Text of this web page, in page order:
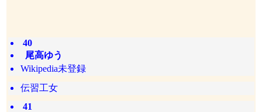
40
尾高ゆう
Wikipedia未登録
伝習工女
41